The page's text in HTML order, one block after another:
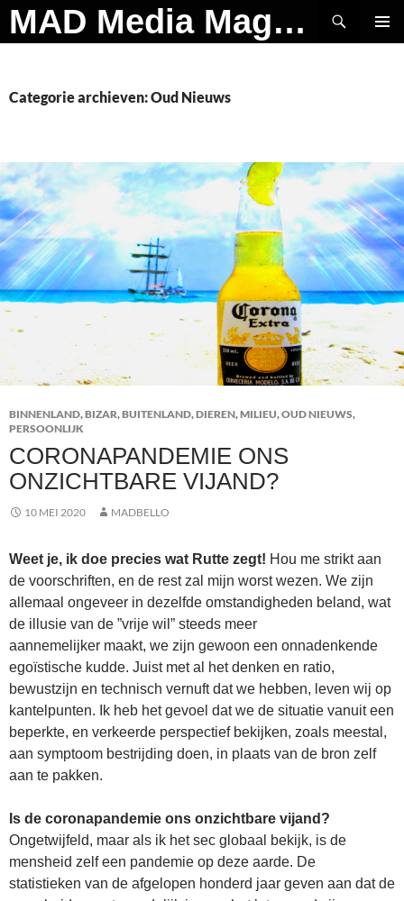
Ga
naar
MAD Media Magazine
Zoeken
Categorie archieven: Oud Nieuws
BINNENLAND,BIZAR,BUITENLAND,DIEREN,MILIEU,OUD NIEUWS,
PERSOONLIJK
CORONAPANDEMIE ONS
ONZICHTBARE VIJAND?
10 MEI 2020 MADBELLO
Weet je, ik doe precies wat Rutte zegt! Hou me strikt aan
de voorschriften, en de rest zal mijn worst wezen. We zijn
allemaal ongeveer in dezelfde omstandigheden beland, wat
de illusie van de ”vrije wil” steeds meer
aannemelijker maakt, we zijn gewoon een onnadenkende
egoïstische kudde. Juist met al het denken en ratio,
bewustzijn en technisch vernuft dat we hebben, leven wij op
kantelpunten. Ik heb het gevoel dat we de situatie vanuit een
beperkte, en verkeerde perspectief bekijken, zoals meestal,
aan symptoom bestrijding doen, in plaats van de bron zelf
aan te pakken.
Is de coronapandemie ons onzichtbare vijand?
Ongetwijfeld, maar als ik het sec globaal bekijk, is de
mensheid zelf een pandemie op deze aarde. De
statistieken van de afgelopen honderd jaar geven aan dat de